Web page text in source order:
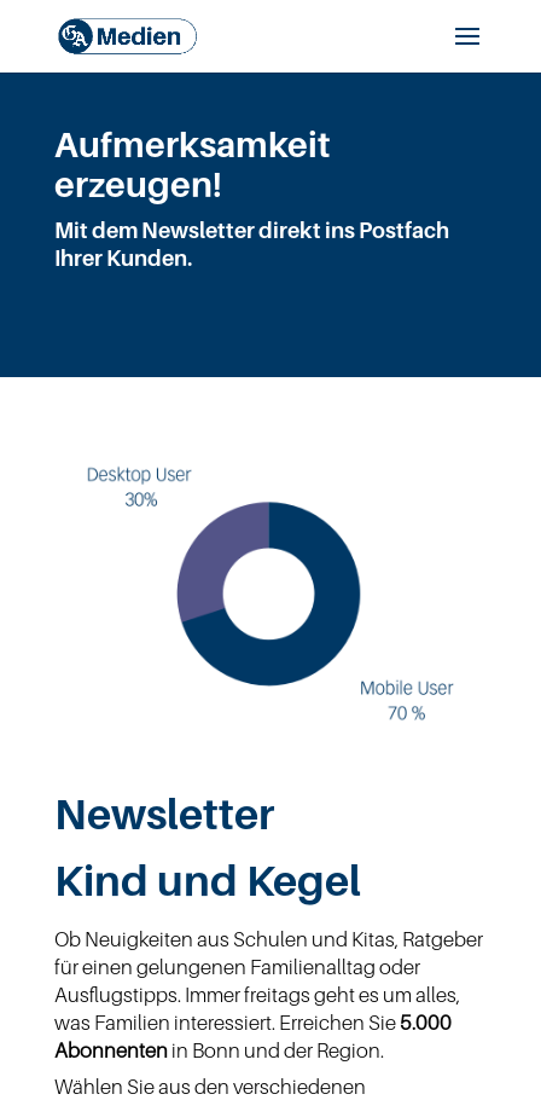
Aufmerksamkeit
erzeugen!
Mit dem Newsletter direkt ins Postfach
Ihrer Kunden.
Newsletter
Kind und Kegel
Ob Neuigkeiten aus Schulen und Kitas, Ratgeber
für einen gelungenen Familienalltag oder
Ausflugstipps. Immer freitags geht es um alles,
was Familien interessiert. Erreichen Sie 5.000
Abonnentenin Bonn und der Region.
Wählen Sie aus den verschiedenen